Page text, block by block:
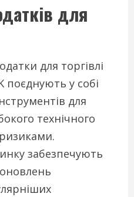
для
для торгівлі
у собі
для
технічного
ризиками.
забезпечують